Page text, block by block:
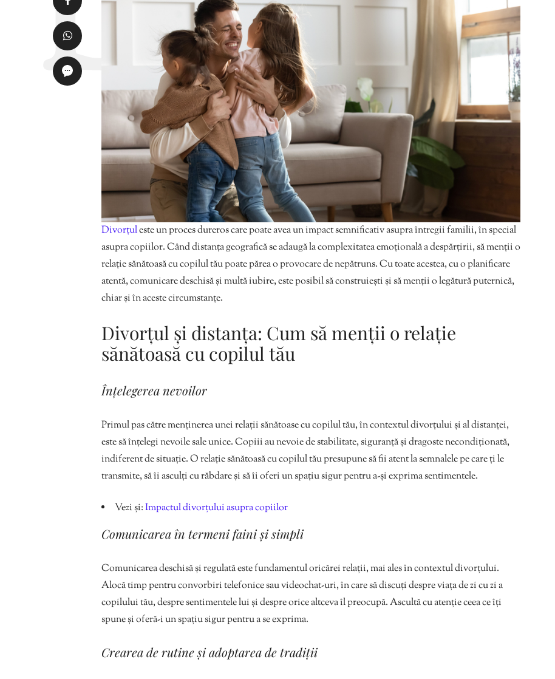
Divorțuleste un proces dureros care poate avea un impact semnificativ asupra întregii familii, în special
asupra copiilor. Când distanța geografică se adaugă la complexitatea emoțională a despărțirii, să menții o
relație sănătoasă cu copilul tău poate părea o provocare de nepătruns. Cu toate acestea, cu o planificare
atentă, comunicare deschisă și multă iubire, este posibil să construiești și să menții o legătură puternică,
chiar și în aceste circumstanțe.
Divorțul și distanța: Cum să menții o relație
sănătoasă cu copilul tău
Înțelegerea nevoilor
Primul pas către menținerea unei relații sănătoase cu copilul tău, în contextul divorțului și al distanței,
este să înțelegi nevoile sale unice. Copiii au nevoie de stabilitate, siguranță și dragoste necondiționată,
indiferent de situație. O relație sănătoasă cu copilul tău presupune să fii atent la semnalele pe care ți le
transmite, să îi asculți cu răbdare și să îi oferi un spațiu sigur pentru a-și exprima sentimentele.
Vezi și:Impactul divorțului asupra copiilor
Comunicarea în termeni faini și simpli
Comunicarea deschisă și regulată este fundamentul oricărei relații, mai ales în contextul divorțului.
Alocă timp pentru convorbiri telefonice sau videochat-uri, în care să discuți despre viața de zi cu zi a
copilului tău, despre sentimentele lui și despre orice altceva îl preocupă. Ascultă cu atenție ceea ce îți
spune și oferă-i un spațiu sigur pentru a se exprima.
Crearea de rutine și adoptarea de tradiții